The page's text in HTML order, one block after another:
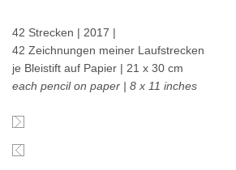
42 Strecken | 2017 |
42 Zeichnungen meiner Laufstrecken
je Bleistift auf Papier | 21 x 30 cm
each pencil on paper | 8 x 11 inches